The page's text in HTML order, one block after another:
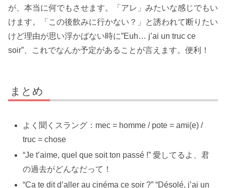
が、本当に何でもさせます。「アレ」みたいな感じでもい
けます。「この後飲みに行かない？」と誘われて断りたい
けど理由が思い浮かばない時に”Euh… j’ai un truc ce
soir”、これでなんか予定があることが言えます。便利！
まとめ
よく聞くスラング：mec = homme / pote = ami(e) /
truc = chose
“Je t’aime, quel que soit ton passé !” 愛してるよ、君
の過去がどんなだって！
“Ça te dit d’aller au cinéma ce soir ?” “Désolé, j’ai un